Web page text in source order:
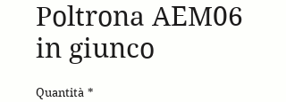
Poltrona AEM06
in giunco
Quantità *